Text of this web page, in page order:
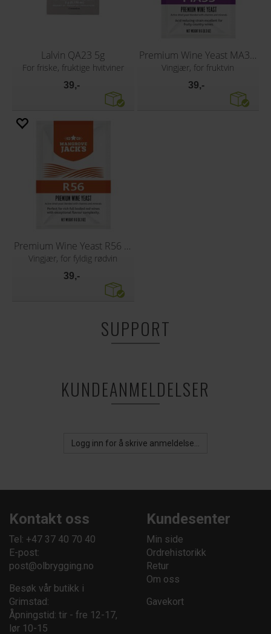
Lalvin QA23 5g
For friske, fruktige hvitviner
39,-
Premium Wine Yeast MA33 8g
Vingjær, for fruktvin
39,-
Premium Wine Yeast R56 8g
Vingjær, for fyldig rødvin
39,-
SUPPORT
KUNDEANMELDELSER
Logg inn for å skrive anmeldelse...
Kontakt oss
Tel: +47 37 40 70 40
E-post:
post@olbrygging.no
Besøk vår butikk i
Grimstad:
Åpningstid: tir - fre 12-17,
lør 10-15
Kundesenter
Min side
Ordrehistorikk
Retur
Om oss
Gavekort